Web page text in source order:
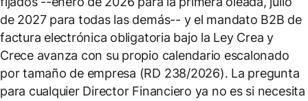
de 2027 para todas las demás-- y el mandato B2B de
factura electrónica obligatoria bajo la Ley Crea y
Crece avanza con su propio calendario escalonado
por tamaño de empresa (RD 238/2026). La pregunta
para cualquier Director Financiero ya no es si necesita